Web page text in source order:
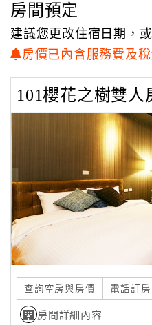
圖
顧
客
務
意
度
訂
管
理
房間預定
建議您更改住宿日期，
房價已內含服務費及
101櫻花之樹雙人
查詢空房與房價 電話訂房
房間詳細內容